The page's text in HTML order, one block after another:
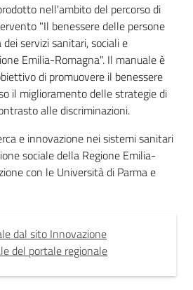
nell'ambito del percorso di
"Il benessere delle persone
servizi sanitari, sociali e
Emilia-Romagna". Il manuale è
di promuovere il benessere
il miglioramento delle strategie di
alle discriminazioni.
e innovazione nei sistemi sanitari
sociale della Regione Emilia-
con le Università di Parma e
dal sito Innovazione
del portale regionale